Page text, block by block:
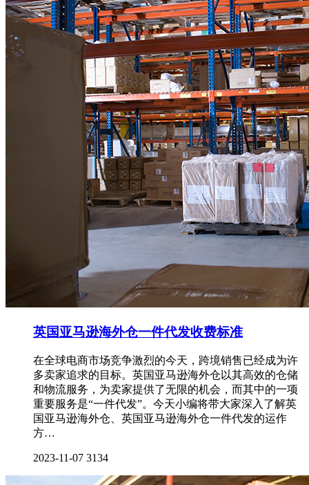
英国亚马逊海外仓一件代发收费标准
在全球电商市场竞争激烈的今天，跨境销售已经成为许
多卖家追求的目标。英国亚马逊海外仓以其高效的仓储
和物流服务，为卖家提供了无限的机会，而其中的一项
重要服务是“一件代发”。今天小编将带大家深入了解英
国亚马逊海外仓、英国亚马逊海外仓一件代发的运作
方…
2023-11-07 3134